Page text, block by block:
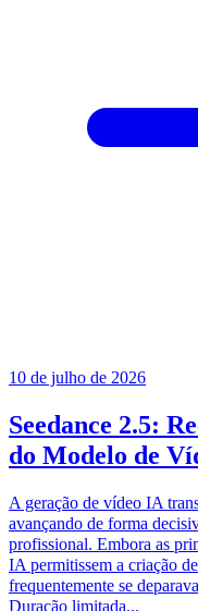
10 de julho de 2026
Seedance 2.5:
do Modelo de
A geração de vídeo IA
avançando de forma
profissional. Embora as
IA permitissem a criação
frequentemente se
Duração limitada...